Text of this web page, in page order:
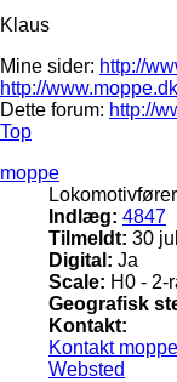
Klaus
Mine sider: http://
http://www.moppe.dk
Dette forum: http://
Top
moppe
Lokomotivfører
Indlæg: 4847
Tilmeldt: 30
Digital: Ja
Scale: H0 - 2-
Geografisk
Kontakt:
Kontakt moppe
Websted